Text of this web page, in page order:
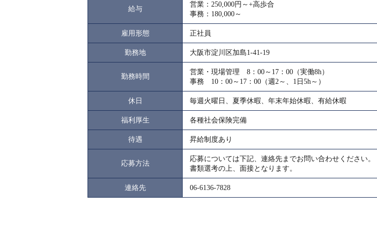
給与
営業：250,000円～+高歩合
事務：180,000～
雇用形態 正社員
勤務地 大阪市淀川区加島1-41-19
勤務時間
営業・現場管理 8：00～17：00（実働8h）
事務 10：00～17：00（週2～、1日5h～）
休日 毎週火曜日、夏季休暇、年末年始休暇、有給休暇
福利厚生 各種社会保険完備
待遇 昇給制度あり
応募方法
応募については下記、連絡先までお問い合わせください。
書類選考の上、面接となります。
連絡先 06-6136-7828